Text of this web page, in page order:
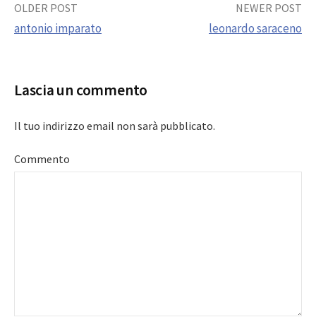
Post
OLDER POST
antonio imparato
NEWER POST
leonardo saraceno
Lascia un commento
Il tuo indirizzo email non sarà pubblicato.
Commento